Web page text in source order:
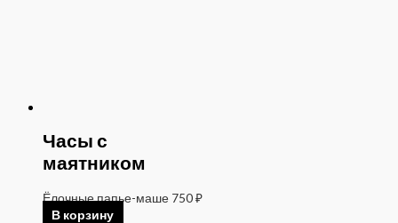
Часы с
маятником
Ёлочные папье-маше 750₽
В корзину